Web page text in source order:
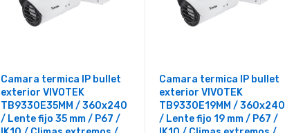
Camara termica IP bullet
exterior VIVOTEK
TB9330E35MM / 360x240
/ Lente fijo 35 mm / P67 /
Camara termica IP bullet
exterior VIVOTEK
TB9330E19MM / 360x240
/ Lente fijo 19 mm / P67 /